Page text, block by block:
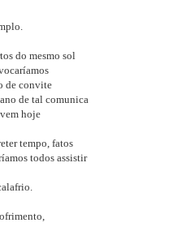
do mesmo sol
de convite
de tal comunica
hoje
tempo, fatos
todos assistir